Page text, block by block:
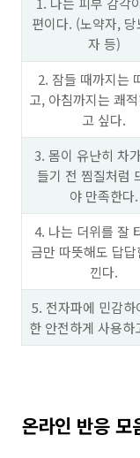
편이다. (노약자,
자 등)
2. 잠들 때까지는
고, 아침까지는 쾌
고 싶다.
3. 몸이 유난히 차
들기 전 찜질처럼
야 만족한다.
4. 나는 더위를 잘
금만 따뜻해도 답답
낀다.
5. 전자파에 민감하
한 안전하게 사용하
온라인 반응